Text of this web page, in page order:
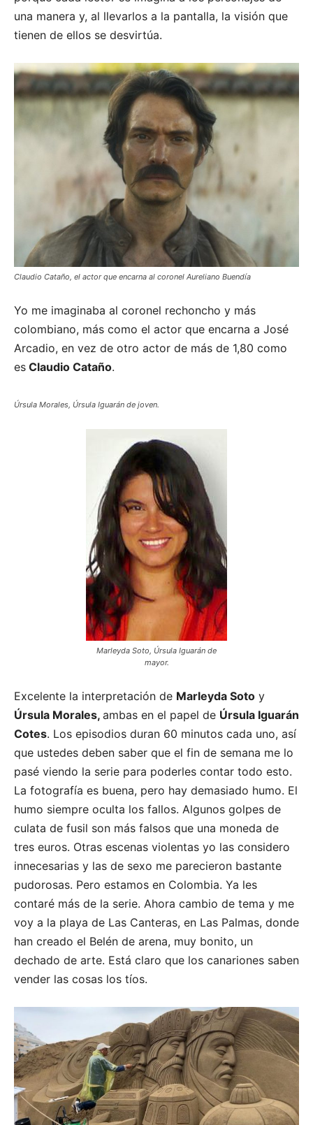
una manera y, al llevarlos a la pantalla, la visión que
tienen de ellos se desvirtúa.
Claudio Cataño, el actor que encarna al coronel Aureliano Buendía
Yo me imaginaba al coronel rechoncho y más
colombiano, más como el actor que encarna a José
Arcadio, en vez de otro actor de más de 1,80 como
es Claudio Cataño.
Úrsula Morales, Úrsula Iguarán de joven.
Marleyda Soto, Úrsula Iguarán de
mayor.
Excelente la interpretación de Marleyda Soto y
Úrsula Morales, ambas en el papel de Úrsula Iguarán
Cotes. Los episodios duran 60 minutos cada uno, así
que ustedes deben saber que el fin de semana me lo
pasé viendo la serie para poderles contar todo esto.
La fotografía es buena, pero hay demasiado humo. El
humo siempre oculta los fallos. Algunos golpes de
culata de fusil son más falsos que una moneda de
tres euros. Otras escenas violentas yo las considero
innecesarias y las de sexo me parecieron bastante
pudorosas. Pero estamos en Colombia. Ya les
contaré más de la serie. Ahora cambio de tema y me
voy a la playa de Las Canteras, en Las Palmas, donde
han creado el Belén de arena, muy bonito, un
dechado de arte. Está claro que los canariones saben
vender las cosas los tíos.